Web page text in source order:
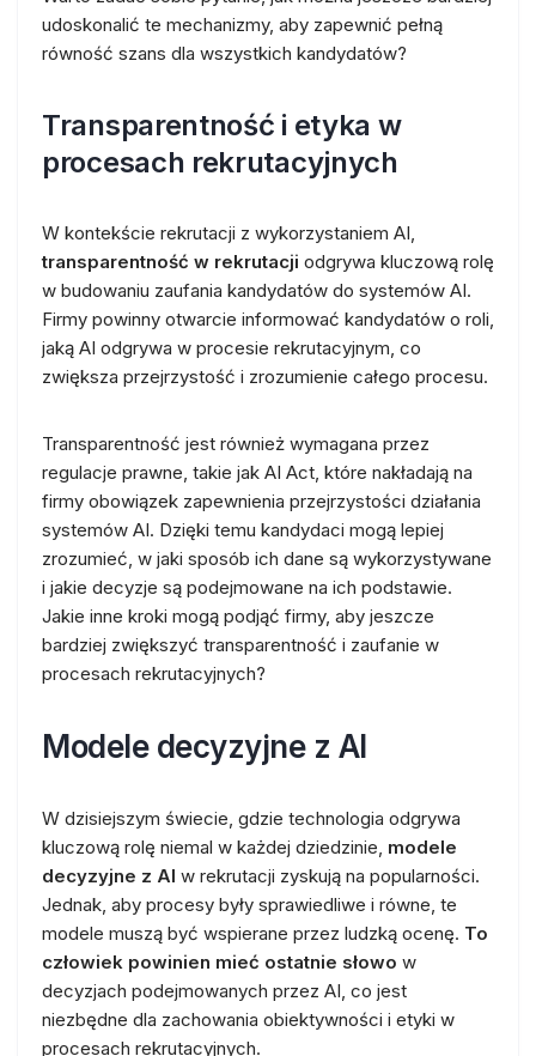
udoskonalić te mechanizmy, aby zapewnić pełną
równość szans dla wszystkich kandydatów?
Transparentność i etyka w
procesach rekrutacyjnych
W kontekście rekrutacji z wykorzystaniem AI,
transparentność w rekrutacji odgrywa kluczową rolę
w budowaniu zaufania kandydatów do systemów AI.
Firmy powinny otwarcie informować kandydatów o roli,
jaką AI odgrywa w procesie rekrutacyjnym, co
zwiększa przejrzystość i zrozumienie całego procesu.
Transparentność jest również wymagana przez
regulacje prawne, takie jak AI Act, które nakładają na
firmy obowiązek zapewnienia przejrzystości działania
systemów AI. Dzięki temu kandydaci mogą lepiej
zrozumieć, w jaki sposób ich dane są wykorzystywane
i jakie decyzje są podejmowane na ich podstawie.
Jakie inne kroki mogą podjąć firmy, aby jeszcze
bardziej zwiększyć transparentność i zaufanie w
procesach rekrutacyjnych?
Modele decyzyjne z AI
W dzisiejszym świecie, gdzie technologia odgrywa
kluczową rolę niemal w każdej dziedzinie, modele
decyzyjne z AI w rekrutacji zyskują na popularności.
Jednak, aby procesy były sprawiedliwe i równe, te
modele muszą być wspierane przez ludzką ocenę. To
człowiek powinien mieć ostatnie słowo w
decyzjach podejmowanych przez AI, co jest
niezbędne dla zachowania obiektywności i etyki w
procesach rekrutacyjnych.